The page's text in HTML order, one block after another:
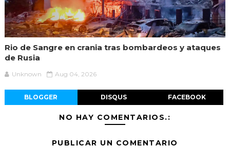
Rio de Sangre en crania tras bombardeos y ataques
de Rusia
Unknown Aug 04, 2026
BLOGGER DISQUS FACEBOOK
NO HAY COMENTARIOS.:
PUBLICAR UN COMENTARIO